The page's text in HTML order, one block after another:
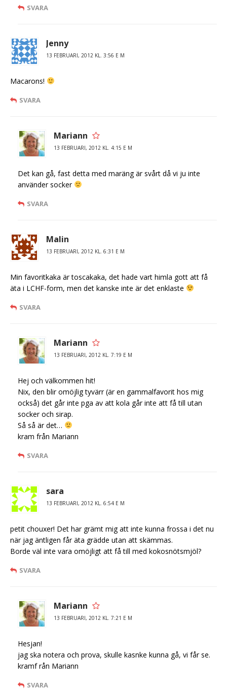
SVARA
Jenny
13 FEBRUARI, 2012 KL. 3:56 E M
Macarons!
SVARA
Mariann
13 FEBRUARI, 2012 KL. 4:15 E M
Det kan gå, fast detta med maräng är svårt då vi ju inte
använder socker
SVARA
Malin
13 FEBRUARI, 2012 KL. 6:31 E M
Min favoritkaka är toscakaka, det hade vart himla gott att få
äta i LCHF-form, men det kanske inte är det enklaste
SVARA
Mariann
13 FEBRUARI, 2012 KL. 7:19 E M
Hej och välkommen hit!
Nix, den blir omöjlig tyvärr (är en gammalfavorit hos mig
också) det går inte pga av att kola går inte att få till utan
socker och sirap.
Så så är det…
kram från Mariann
SVARA
sara
13 FEBRUARI, 2012 KL. 6:54 E M
petit chouxer! Det har grämt mig att inte kunna frossa i det nu
när jag äntligen får äta grädde utan att skämmas.
Borde väl inte vara omöjligt att få till med kokosnötsmjöl?
SVARA
Mariann
13 FEBRUARI, 2012 KL. 7:21 E M
Hesjan!
jag ska notera och prova, skulle kasnke kunna gå, vi får se.
kramf rån Mariann
SVARA